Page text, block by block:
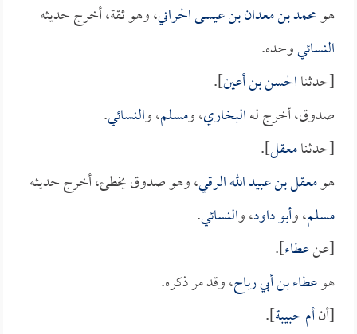
هومحمد بن معدان بن عيسى الحراني، وهو ثقة، أخرج حديثه
النسائيوحده.
[حدثناالحسن بن أعين].
صدوق، أخرج لهالبخاري، ومسلم، والنسائي.
[حدثنامعقل].
هومعقل بن عبيد الله الرقي، وهو صدوق يخطئ، أخرج حديثه
مسلم، وأبو داود، والنسائي.
[عنعطاء].
هوعطاء بن أبي رباح، وقد مر ذكره.
[أنأم حبيبة].